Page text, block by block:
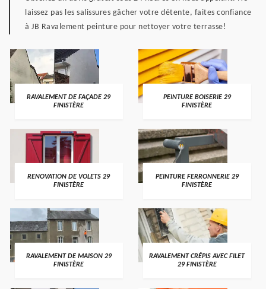
laissez pas les salissures gâcher votre détente, faites confiance
à JB Ravalement peinture pour nettoyer votre terrasse!
RAVALEMENT DE FAÇADE 29
FINISTÈRE
PEINTURE BOISERIE 29
FINISTÈRE
RENOVATION DE VOLETS 29
FINISTÈRE
PEINTURE FERRONNERIE 29
FINISTÈRE
RAVALEMENT DE MAISON 29
FINISTÈRE
RAVALEMENT CRÉPIS AVEC FILET
29 FINISTÈRE